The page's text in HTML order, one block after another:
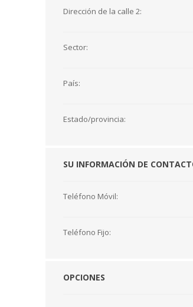
Dirección de la calle 2:
Sector:
País:
Estado/provincia:
SU INFORMACIÓN DE
Teléfono Móvil:
Teléfono Fijo:
OPCIONES